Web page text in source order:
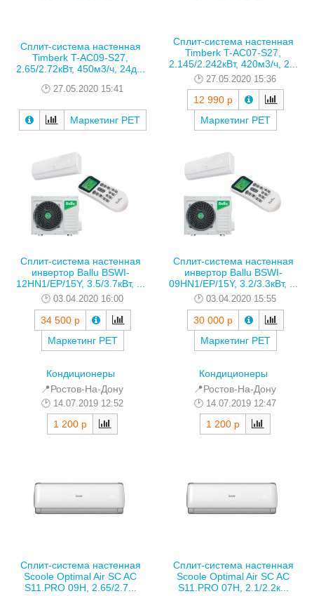
Сплит-система настенная
Timberk T-AC09-S27,
2.65/2.72кВт, 450м3/ч, 24д...
27.05.2020 15:41
Маркетинг РЕТ
Сплит-система настенная
Timberk T-AC07-S27,
2.145/2.242кВт, 420м3/ч, 2...
27.05.2020 15:36
12 990 р
Маркетинг РЕТ
Сплит-система настенная
инвертор Ballu BSWI-
12HN1/EP/15Y, 3.5/3.7кВт, ...
03.04.2020 16:00
34 500 р
Маркетинг РЕТ
Сплит-система настенная
инвертор Ballu BSWI-
09HN1/EP/15Y, 3.2/3.3кВт, ...
03.04.2020 15:55
30 000 р
Маркетинг РЕТ
Кондиционеры
📍Ростов-На-Дону
14.07.2019 12:52
1 200 р
Кондиционеры
📍Ростов-На-Дону
14.07.2019 12:47
1 200 р
Сплит-система настенная
Scoole Optimal Air SC AC
S11.PRO 09H, 2.65/2.7...
Сплит-система настенная
Scoole Optimal Air SC AC
S11.PRO 07H, 2.1/2.2к...